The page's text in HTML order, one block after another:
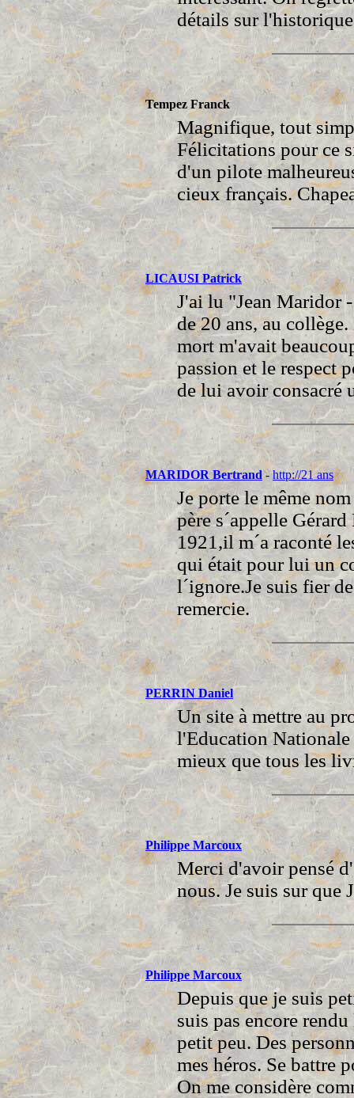
détails sur l'historique
Tempez Franck
Magnifique, tout
Félicitations pour ce
d'un pilote
cieux français.
LICAUSI Patrick
J'ai lu "Jean Maridor
de 20 ans, au
mort m'avait
passion et le respect
de lui avoir consacré
MARIDOR Bertrand-http://21 ans
Je porte le même
père s´appelle
1921,il m´a raconté
qui était pour lui un
l´ignore.Je suis fier
remercie.
PERRIN Daniel
Un site à mettre au
l'Education Nationale
mieux que tous les
Philippe Marcoux
Merci d'avoir pensé
nous. Je suis sur que
Philippe Marcoux
Depuis que je suis
suis pas encore
petit peu. Des
mes héros. Se battre
On me considère